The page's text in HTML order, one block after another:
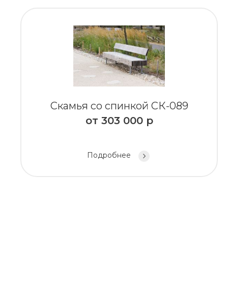
Скамья со спинкой СК-089
от 303 000 р
Подробнее